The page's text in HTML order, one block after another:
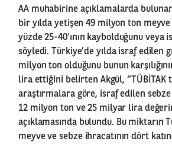
AA muhabirine açıklamalarda
bir yılda yetişen 49 milyon ton meyve
yüzde 25-40’ının kaybolduğunu veya
söyledi. Türkiye’de yılda israf edilen
milyon ton olduğunu bunun
lira ettiğini belirten Akgül, “TÜBİTAK
araştırmalara göre, israf edilen
12 milyon ton ve 25 milyar lira
açıklamasında bulundu. Bu miktarın
meyve ve sebze ihracatının dört